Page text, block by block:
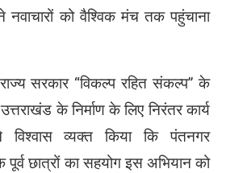
को वैश्विक मंच तक पहुंचाना
सरकार “विकल्प रहित संकल्प” के
के निर्माण के लिए निरंतर कार्य
व्यक्त किया कि पंतनगर
पूर्व छात्रों का सहयोग इस अभियान को